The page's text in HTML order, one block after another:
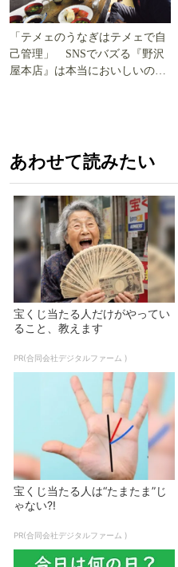
「テメェのうなぎはテメェで自
己管理」 SNSでバズる『野沢
屋本店』は本当においしいの
あわせて読みたい
宝くじ当たる人だけがやってい
ること、教えます
PR(合同会社デジタルファーム )
宝くじ当たる人は“たまたま”じ
ゃない?!
PR(合同会社デジタルファーム )